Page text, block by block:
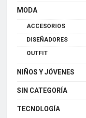
MODA
ACCESORIOS
DISEÑADORES
OUTFIT
NIÑOS Y JÓVENES
SIN CATEGORÍA
TECNOLOGÍA